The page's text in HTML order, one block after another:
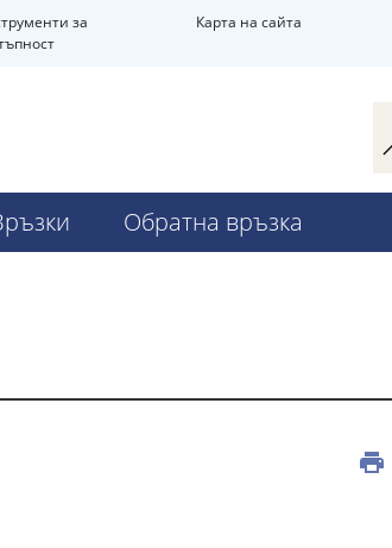
за
Карта на сайта
Обратна връзка